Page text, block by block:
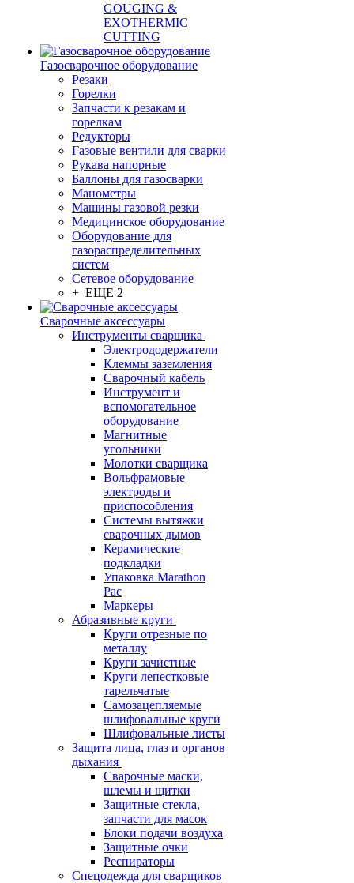
GOUGING &
EXOTHERMIC
CUTTING
Газосварочное оборудование
Резаки
Горелки
Запчасти к резакам и
горелкам
Редукторы
Газовые вентили для сварки
Рукава напорные
Баллоны для газосварки
Манометры
Машины газовой резки
Медицинское оборудование
Оборудование для
газораспределительных
систем
Сетевое оборудование
+ ЕЩЕ 2
Сварочные аксессуары
Инструменты сварщика
Электрододержатели
Клеммы заземления
Сварочный кабель
Инструмент и
вспомогательное
оборудование
Магнитные
угольники
Молотки сварщика
Вольфрамовые
электроды и
приспособления
Системы вытяжки
сварочных дымов
Керамические
подкладки
Упаковка Marathon
Pac
Маркеры
Абразивные круги
Круги отрезные по
металлу
Круги зачистные
Круги лепестковые
тарельчатые
Самозацепляемые
шлифовальные круги
Шлифовальные листы
Защита лица, глаз и органов
дыхания
Сварочные маски,
шлемы и щитки
Защитные стекла,
запчасти для масок
Блоки подачи воздуха
Защитные очки
Респираторы
Спецодежда для сварщиков